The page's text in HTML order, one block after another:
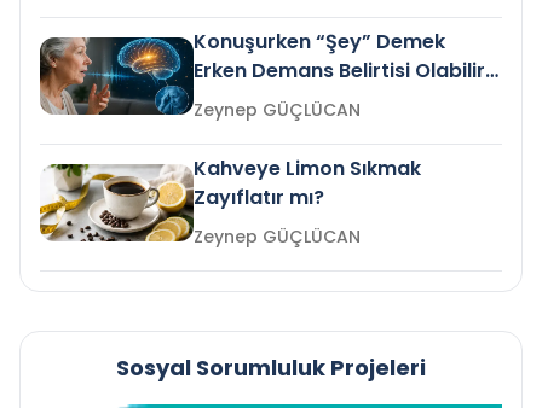
Konuşurken “Şey” Demek
Erken Demans Belirtisi Olabilir
mi?
Zeynep GÜÇLÜCAN
Kahveye Limon Sıkmak
Zayıflatır mı?
Zeynep GÜÇLÜCAN
Sosyal Sorumluluk Projeleri